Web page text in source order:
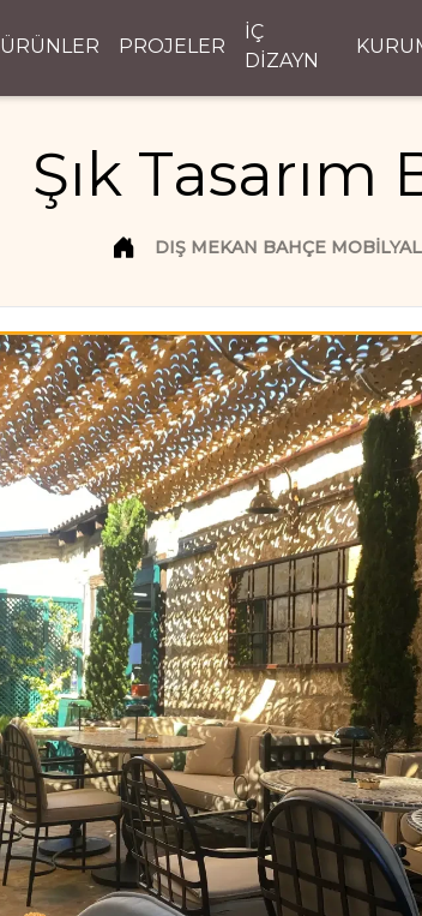
ÜRÜNLER PROJELER
İÇ
DİZAYN
Şık
DIŞ MEKAN BAHÇE